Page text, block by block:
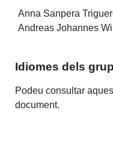
Anna Sanpera
Andreas Johannes
Idiomes dels
Podeu consultar
document.